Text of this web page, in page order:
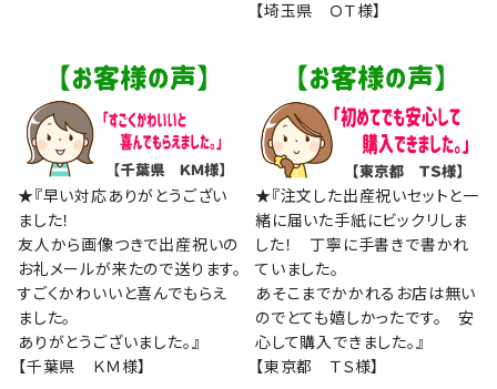
【埼玉県 ＯＴ様】
★『早い対応ありがとうござい
ました！
友人から画像つきで出産祝いの
お礼メールが来たので送ります。
すごくかわいいと喜んでもらえ
ました。
ありがとうございました。』
【千葉県 ＫＭ様】
★『注文した出産祝いセットと一
緒に届いた手紙にビックリしま
した！ 丁寧に手書きで書かれ
ていました。
あそこまでかかれるお店は無い
のでとても嬉しかったです。 安
心して購入できました。』
【東京都 ＴＳ様】